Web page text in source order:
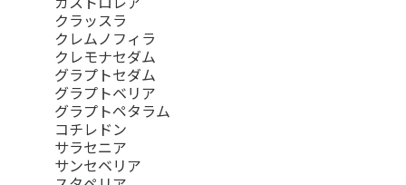
クラッスラ
クレムノフィラ
クレモナセダム
グラプトセダム
グラプトベリア
グラプトペタラム
コチレドン
サラセニア
サンセベリア